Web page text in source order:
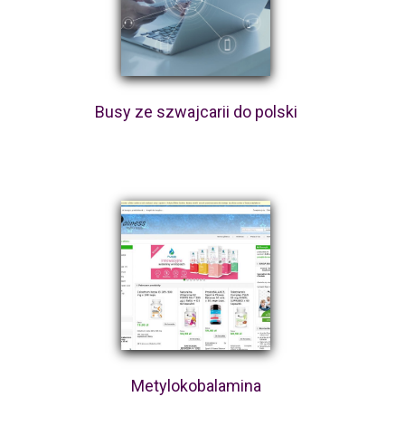
Busy ze szwajcarii do polski
Metylokobalamina